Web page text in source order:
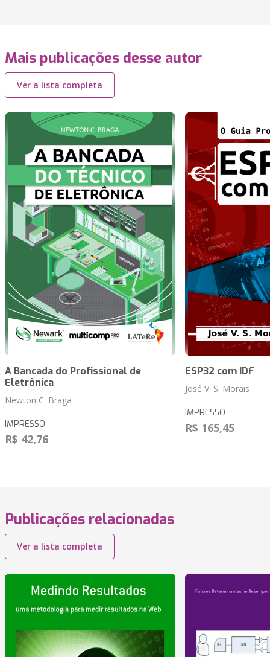
Mais publicações desse autor
Ver a lista completa
A Bancada do Profissional de
Eletrônica
Newton C. Braga
IMPRESSO
R$ 42,76
ESP32 com IDF
José V. S. Morais
IMPRESSO
R$ 165,45
Publicações relacionadas
Ver a lista completa